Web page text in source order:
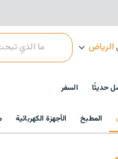
الرياض
حديثًا السفر
المطبخ الأجهزة الكهربائية